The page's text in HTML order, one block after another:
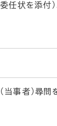
任状を添付）
事者）尋問